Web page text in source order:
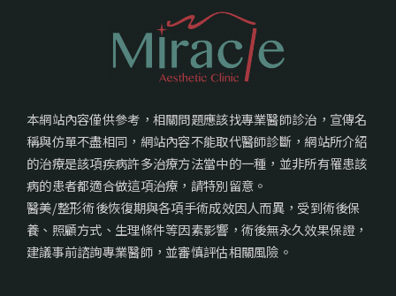
本網站內容僅供參考，相關問題應該找專業醫師診治，宣傳名
稱與仿單不盡相同，網站內容不能取代醫師診斷，網站所介紹
的治療是該項疾病許多治療方法當中的一種，並非所有罹患該
病的患者都適合做這項治療，請特別留意。
醫美/整形術後恢復期與各項手術成效因人而異，受到術後保
養、照顧方式、生理條件等因素影響，術後無永久效果保證，
建議事前諮詢專業醫師，並審慎評估相關風險。